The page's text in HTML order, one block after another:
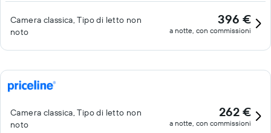
Camera classica, Tipo di letto non
noto
396 €
a notte, con commissioni
Camera classica, Tipo di letto non
noto
262 €
a notte, con commissioni